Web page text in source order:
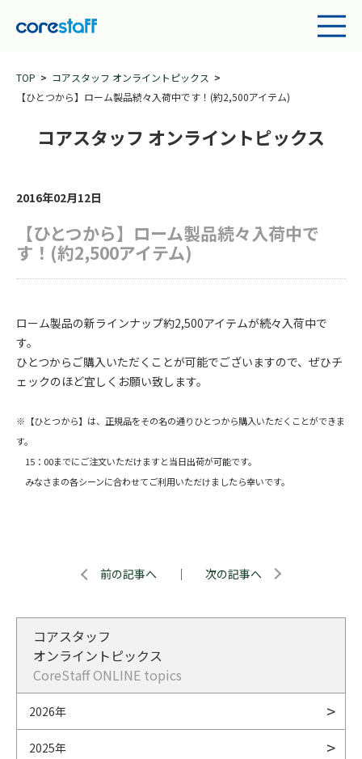
TOP
コアスタッフ オンライントピックス
【ひとつから】ローム製品続々入荷中です！(約2,500アイテム)
コアスタッフ オンライントピックス
2016年02月12日
【ひとつから】ローム製品続々入荷中で
す！(約2,500アイテム)
ローム製品の新ラインナップ約2,500アイテムが続々入荷中で
す。
ひとつからご購入いただくことが可能でございますので、ぜひチ
ェックのほど宜しくお願い致します。
※【ひとつから】は、正規品をその名の通りひとつから購入いただくことができま
す。
15：00までにご注文いただけますと当日出荷が可能です。
みなさまの各シーンに合わせてご利用いただけましたら幸いです。
前の記事へ ｜ 次の記事へ
コアスタッフ
オンライントピックス
CoreStaff ONLINE topics
2026年
2025年